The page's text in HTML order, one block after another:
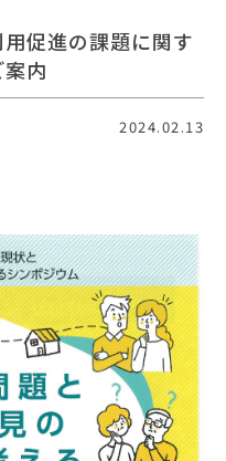
用促進の課題に関す
内
2024.02.13